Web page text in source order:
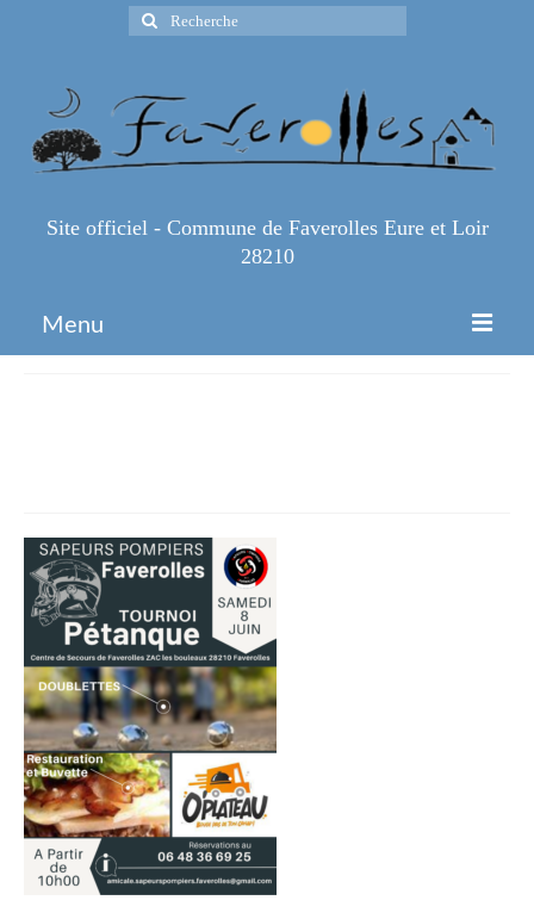
Rechercher
:
Site officiel - Commune de Faverolles Eure et Loir
28210
Menu
Infos règlementaires
Contact et horaires
Mon village
Mes démarches
Faverolles dans la presse
Faverolles Infos – Format
numérique
Séjourner à Faverolles